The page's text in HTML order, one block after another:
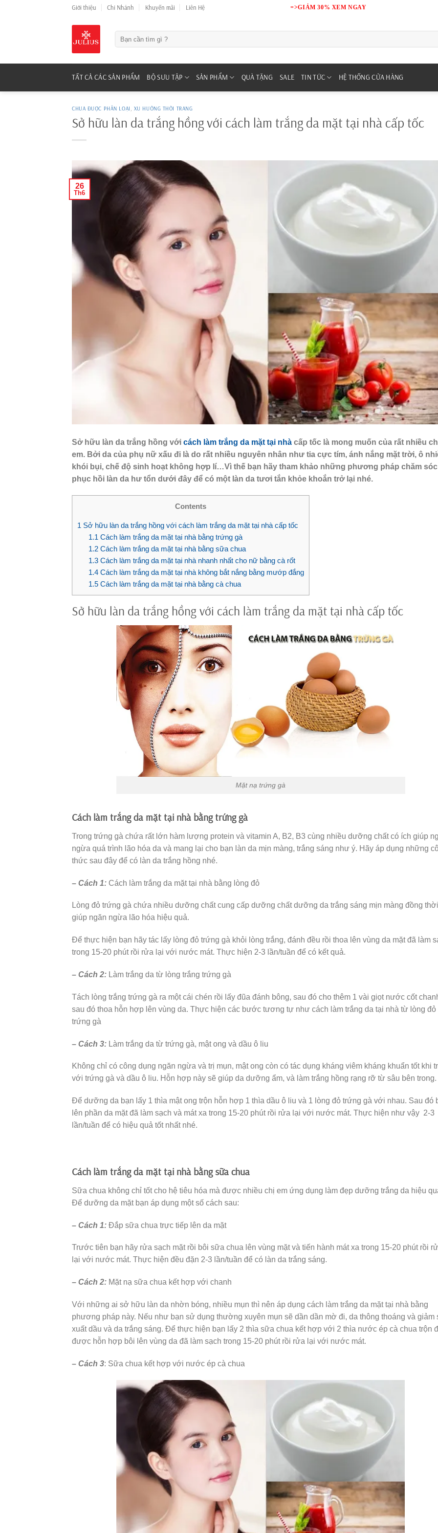
Giới thiệu Chi Nhánh Khuyến mãi Liên Hệ =>GIẢM 30% XEM NGAY
kiếm:
TẤT CẢ CÁC SẢN PHẨM BỘ SƯU TẬP SẢN PHẨM QUÀ TẶNG SALE TIN TỨC HỆ THỐNG CỬA HÀNG
CHƯA ĐƯỢC PHÂN LOẠI , XU HƯỚNG THỜI TRANG
Sở hữu làn da trắng hồng với cách làm trắng da mặt tại nhà cấp tốc
26
Th6
Sở hữu làn da trắng hồng với cách làm trắng da mặt tại nhà cấp tốc là mong muốn của rất nhiều
em. Bởi da của phụ nữ xấu đi là do rất nhiều nguyên nhân như tia cực tím, ánh nắng mặt trời, ô
khói bụi, chế độ sinh hoạt không hợp lí…Vì thế bạn hãy tham khảo những phương pháp chăm sóc
phục hồi làn da hư tổn dưới đây để có một làn da tươi tắn khỏe khoắn trở lại nhé.
Contents
1 Sở hữu làn da trắng hồng với cách làm trắng da mặt tại nhà cấp tốc
1.1 Cách làm trắng da mặt tại nhà bằng trứng gà
1.2Cách làm trắng da mặt tại nhà bằng sữa chua
1.3Cách làm trắng da mặt tại nhà nhanh nhất cho nữ bằng cà rốt
1.4Cách làm trắng da mặt tại nhà không bắt nắng bằng mướp đắng
1.5Cách làm trắng da mặt tại nhà bằng cà chua
Sở hữu làn da trắng hồng với cách làm trắng da mặt tại nhà cấp tốc
Mặt nạ trứng gà
Cách làm trắng da mặt tại nhà bằng trứng gà
Trong trứng gà chứa rất lớn hàm lượng protein và vitamin A, B2, B3 cùng nhiều dưỡng chất có ích giúp
ngừa quá trình lão hóa da và mang lại cho bạn làn da mịn màng, trắng sáng như ý. Hãy áp dụng những
thức sau đây để có làn da trắng hồng nhé.
– Cách 1: Cách làm trắng da mặt tại nhà bằng lòng đỏ
Lòng đỏ trứng gà chứa nhiều dưỡng chất cung cấp dưỡng chất dưỡng da trắng sáng mịn màng đồng thời
giúp ngăn ngừa lão hóa hiệu quả.
Để thực hiện bạn hãy tác lấy lòng đỏ trứng gà khỏi lòng trắng, đánh đều rồi thoa lên vùng da mặt đã làm
trong 15-20 phút rồi rửa lại với nước mát. Thực hiện 2-3 lần/tuần để có kết quả.
– Cách 2: Làm trắng da từ lòng trắng trứng gà
Tách lòng trắng trứng gà ra một cái chén rồi lấy đũa đánh bông, sau đó cho thêm 1 vài giọt nước cốt
sau đó thoa hỗn hợp lên vùng da. Thực hiện các bước tương tự như cách làm trắng da tại nhà từ lòng đỏ
trứng gà
– Cách 3: Làm trắng da từ trứng gà, mật ong và dầu ô liu
Không chỉ có công dụng ngăn ngừa và trị mụn, mật ong còn có tác dụng kháng viêm kháng khuẩn tốt khi
với trứng gà và dầu ô liu. Hỗn hợp này sẽ giúp da dưỡng ẩm, và làm trắng hồng rạng rỡ từ sâu bên trong.
Để dưỡng da bạn lấy 1 thìa mật ong trộn hỗn hợp 1 thìa dầu ô liu và 1 lòng đỏ trứng gà với nhau. Sau đó
lên phần da mặt đã làm sạch và mát xa trong 15-20 phút rồi rửa lại với nước mát. Thực hiện như vậy 2-3
lần/tuần để có hiệu quả tốt nhất nhé.
Cách làm trắng da mặt tại nhà bằng sữa chua
Sữa chua không chỉ tốt cho hệ tiêu hóa mà được nhiều chị em ứng dụng làm đẹp dưỡng trắng da hiệu
Để dưỡng da mặt bạn áp dụng một số cách sau:
– Cách 1: Đắp sữa chua trực tiếp lên da mặt
Trước tiên bạn hãy rửa sạch mặt rồi bôi sữa chua lên vùng mặt và tiến hành mát xa trong 15-20 phút rồi
lại với nước mát. Thực hiện đều đặn 2-3 lần/tuần để có làn da trắng sáng.
– Cách 2: Mặt nạ sữa chua kết hợp với chanh
Với những ai sở hữu làn da nhờn bóng, nhiều mụn thì nên áp dụng cách làm trắng da mặt tại nhà bằng
phương pháp này. Nếu như bạn sử dụng thường xuyên mụn sẽ dần dần mờ đi, da thông thoáng và giảm
xuất dầu và da trắng sáng. Để thực hiện bạn lấy 2 thìa sữa chua kết hợp với 2 thìa nước ép cà chua trộn
được hỗn hợp bôi lên vùng da đã làm sạch trong 15-20 phút rồi rửa lại với nước mát.
– Cách 3: Sữa chua kết hợp với nước ép cà chua